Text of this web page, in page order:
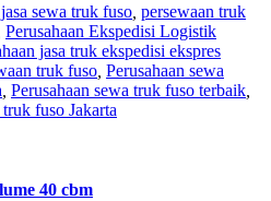
jasa sewa truk fuso persewaan truk
Perusahaan Ekspedisi Logistik
jasa truk ekspedisi ekspres
truk fuso Perusahaan sewa
Perusahaan sewa truk fuso terbaik
truk fuso Jakarta
40 cbm